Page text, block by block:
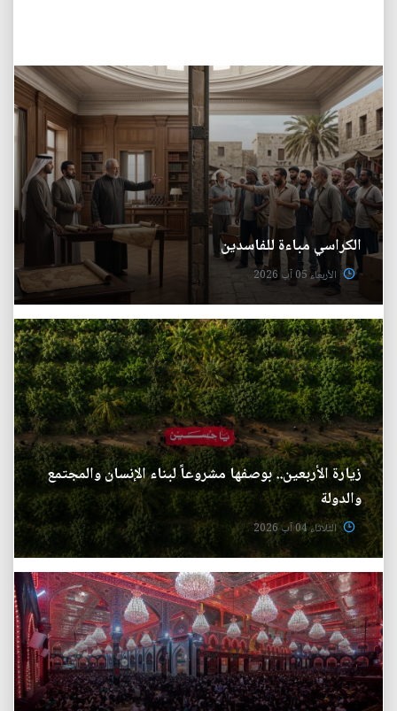
الكراسي مباءة للفاسدين
الأربعاء 05 آب 2026
زيارة الأربعين.. بوصفها مشروعاً لبناء الإنسان والمجتمع
والدولة
الثلاثاء 04 آب 2026